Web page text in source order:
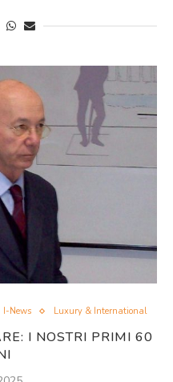
I-News Luxury & International
I NOSTRI PRIMI 60